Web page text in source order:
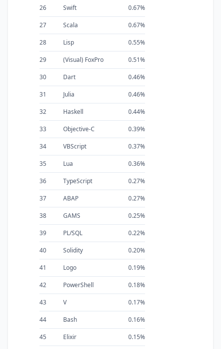
26 Swift 0.67%
27 Scala 0.67%
28 Lisp 0.55%
29 (Visual) FoxPro 0.51%
30 Dart 0.46%
31 Julia 0.46%
32 Haskell 0.44%
33 Objective-C 0.39%
34 VBScript 0.37%
35 Lua 0.36%
36 TypeScript 0.27%
37 ABAP 0.27%
38 GAMS 0.25%
39 PL/SQL 0.22%
40 Solidity 0.20%
41 Logo 0.19%
42 PowerShell 0.18%
43 V 0.17%
44 Bash 0.16%
45 Elixir 0.15%